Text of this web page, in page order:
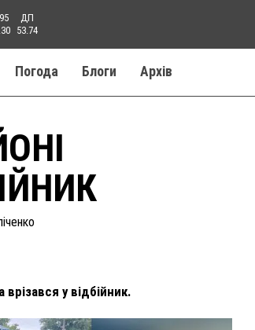
ДП
53.74
Погода Блоги Aрхів
у відбійник.